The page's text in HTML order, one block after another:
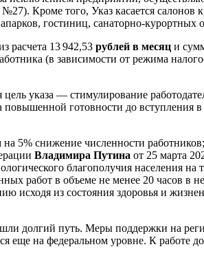
Кроме того, Указ касается
гостиниц, санаторно-курортных
расчета 13 942,53 рублей в месяц и
(в зависимости от режима
указа — стимулирование
готовности до вступления в
5% снижение численности
Владимира Путина от 25 марта
благополучия населения на
работ в объеме не менее 20 часов в
исходя из состояния здоровья и
долгий путь. Меры поддержки на
еще на федеральном уровне. К работе